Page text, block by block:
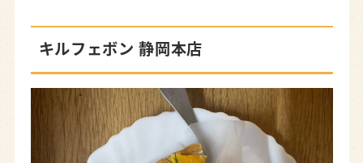
キルフェボン 静岡本店